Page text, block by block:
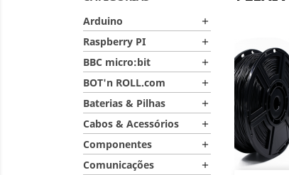
Arduino 
Raspberry PI 
BBC micro:bit 
BOT'n ROLL.com 
Baterias & Pilhas 
Cabos & Acessórios 
Componentes 
Comunicações 